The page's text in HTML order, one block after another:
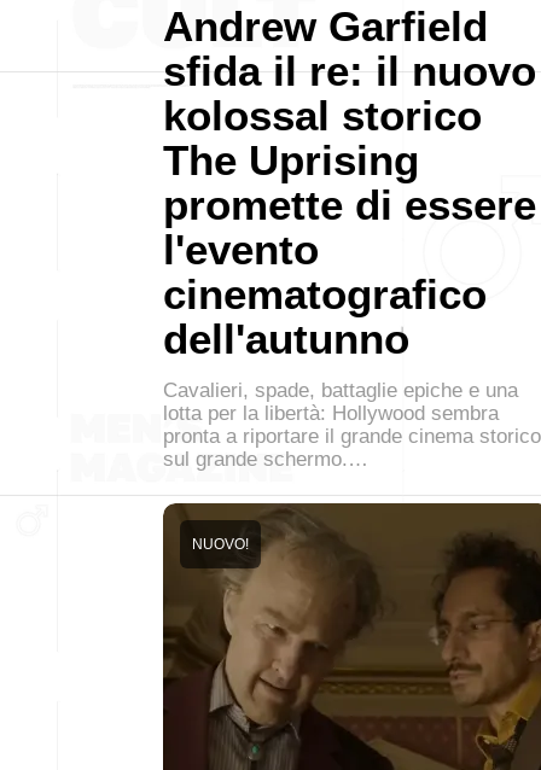
Andrew Garfield
sfida il re: il nuovo
kolossal storico
The Uprising
promette di essere
l'evento
cinematografico
dell'autunno
Cavalieri, spade, battaglie epiche e una
lotta per la libertà: Hollywood sembra
pronta a riportare il grande cinema storico
sul grande schermo.…
NUOVO!